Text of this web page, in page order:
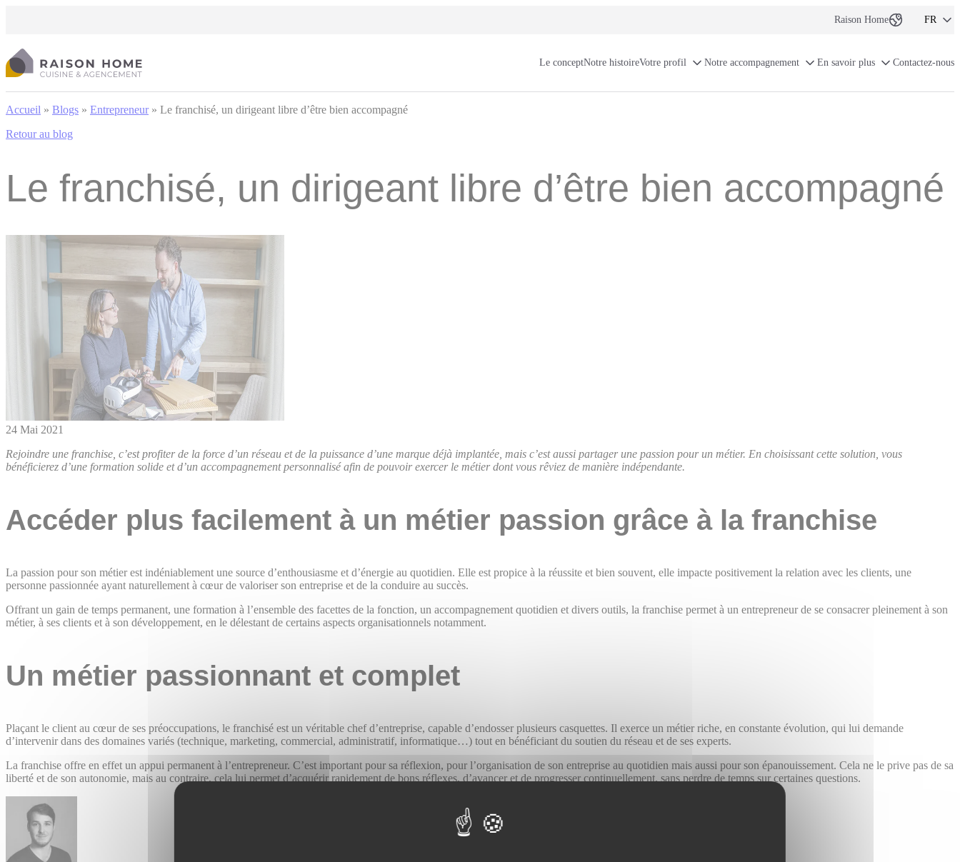
Raison Home FR
Le conceptNotre histoireVotre profil Notre accompagnement En savoir plus Contactez-nous
Accueil » Blogs » Entrepreneur » Le franchisé, un dirigeant libre d’être bien accompagné
Retour au blog
Le franchisé, un dirigeant libre d’être bien accompagné
24 Mai 2021
Rejoindre une franchise, c’est profiter de la force d’un réseau et de la puissance d’une marque déjà implantée, mais c’est aussi partager une passion pour un métier. En choisissant cette solution, vous
bénéficierez d’une formation solide et d’un accompagnement personnalisé afin de pouvoir exercer le métier dont vous rêviez de manière indépendante.
Accéder plus facilement à un métier passion grâce à la franchise
La passion pour son métier est indéniablement une source d’enthousiasme et d’énergie au quotidien. Elle est propice à la réussite et bien souvent, elle impacte positivement la relation avec les clients, une
personne passionnée ayant naturellement à cœur de valoriser son entreprise et de la conduire au succès.
Offrant un gain de temps permanent, une formation à l’ensemble des facettes de la fonction, un accompagnement quotidien et divers outils, la franchise permet à un entrepreneur de se consacrer pleinement à son
métier, à ses clients et à son développement, en le délestant de certains aspects organisationnels notamment.
Un métier passionnant et complet
Plaçant le client au cœur de ses préoccupations, le franchisé est un véritable chef d’entreprise, capable d’endosser plusieurs casquettes. Il exerce un métier riche, en constante évolution, qui lui demande
d’intervenir dans des domaines variés (technique, marketing, commercial, administratif, informatique…) tout en bénéficiant du soutien du réseau et de ses experts.
La franchise offre en effet un appui permanent à l’entrepreneur. C’est important pour sa réflexion, pour l’organisation de son entreprise au quotidien mais aussi pour son épanouissement. Cela ne le prive pas de sa
liberté et de son autonomie, mais au contraire, cela lui permet d’acquérir rapidement de bons réflexes, d’avancer et de progresser continuellement, sans perdre de temps sur certaines questions.